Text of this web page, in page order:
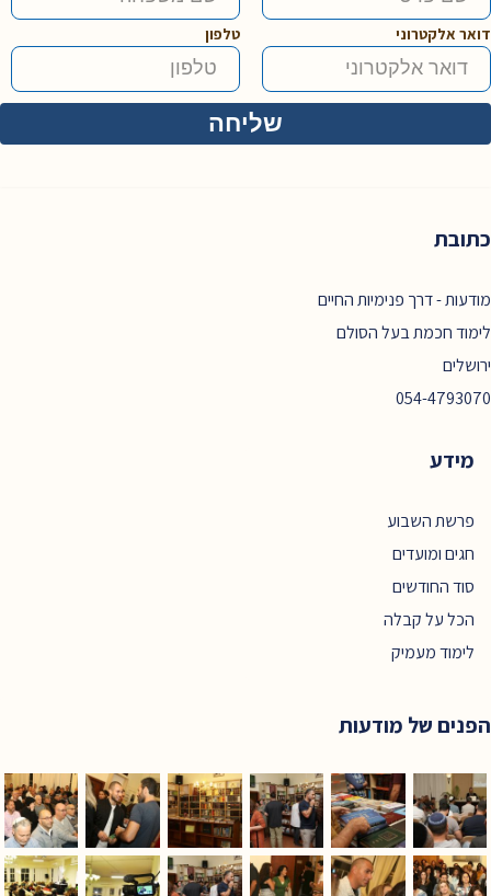
דואר אלקטרוני טלפון
כתובת
מודעות - דרך פנימיות החיים
לימוד חכמת בעל הסולם
ירושלים
054-4793070
מידע
פרשת השבוע
חגים ומועדים
סוד החודשים
הכל על קבלה
לימוד מעמיק
הפנים של מודעות